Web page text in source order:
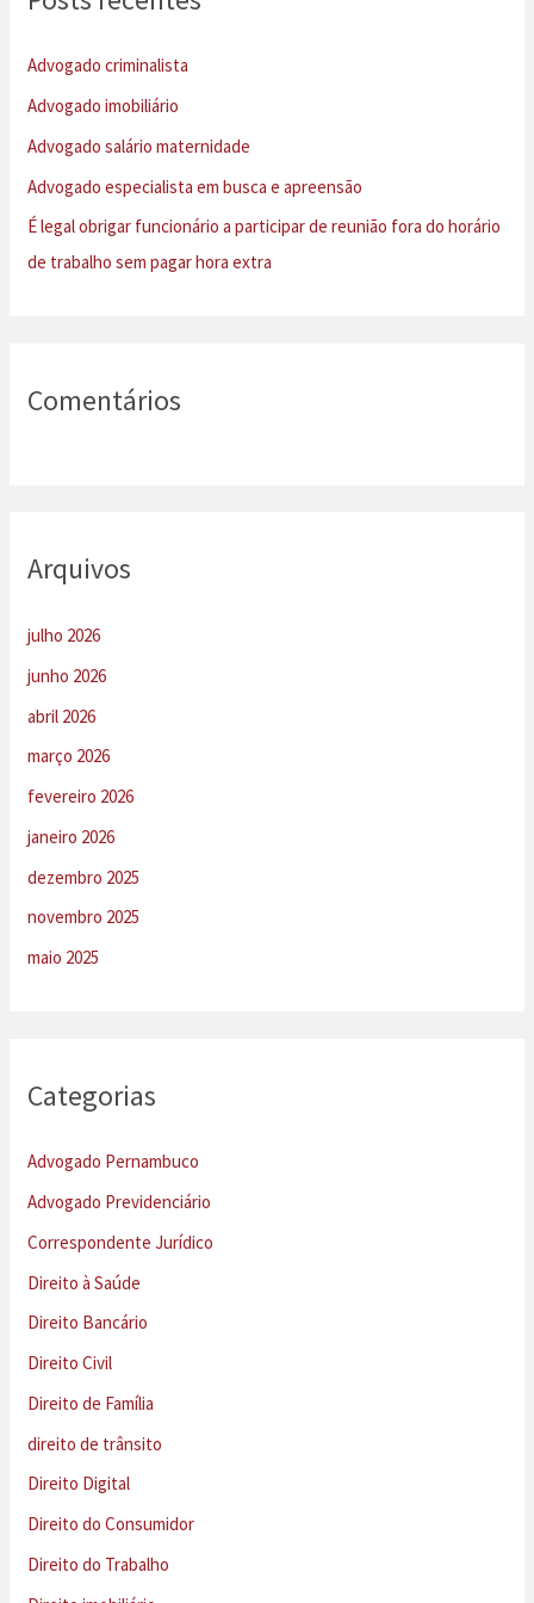
i
p
o
r
:
Advogado criminalista
Advogado imobiliário
Advogado salário maternidade
Advogado especialista em busca e apreensão
É legal obrigar funcionário a participar de reunião fora do horário
de trabalho sem pagar hora extra
Comentários
Arquivos
julho 2026
junho 2026
abril 2026
março 2026
fevereiro 2026
janeiro 2026
dezembro 2025
novembro 2025
maio 2025
Categorias
Advogado Pernambuco
Advogado Previdenciário
Correspondente Jurídico
Direito à Saúde
Direito Bancário
Direito Civil
Direito de Família
direito de trânsito
Direito Digital
Direito do Consumidor
Direito do Trabalho